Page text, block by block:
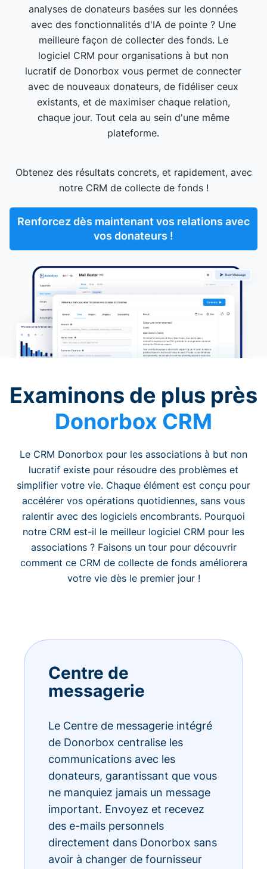
analyses de donateurs basées sur les données
avec des fonctionnalités d'IA de pointe ? Une
meilleure façon de collecter des fonds. Le
logiciel CRM pour organisations à but non
lucratif de Donorbox vous permet de connecter
avec de nouveaux donateurs, de fidéliser ceux
existants, et de maximiser chaque relation,
chaque jour. Tout cela au sein d'une même
plateforme.
Obtenez des résultats concrets, et rapidement, avec
notre CRM de collecte de fonds !
Renforcez dès maintenant vos relations avec
vos donateurs !
Examinons de plus près
Donorbox CRM
Le CRM Donorbox pour les associations à but non
lucratif existe pour résoudre des problèmes et
simplifier votre vie. Chaque élément est conçu pour
accélérer vos opérations quotidiennes, sans vous
ralentir avec des logiciels encombrants. Pourquoi
notre CRM est-il le meilleur logiciel CRM pour les
associations ? Faisons un tour pour découvrir
comment ce CRM de collecte de fonds améliorera
votre vie dès le premier jour !
Centre de
messagerie
Le Centre de messagerie intégré
de Donorbox centralise les
communications avec les
donateurs, garantissant que vous
ne manquiez jamais un message
important. Envoyez et recevez
des e-mails personnels
directement dans Donorbox sans
avoir à changer de fournisseur